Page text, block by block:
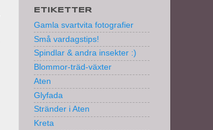
ETIKETTER
Gamla svartvita fotografier
Små vardagstips!
Spindlar & andra insekter :)
Blommor-träd-växter
Aten
Glyfada
Stränder i Aten
Kreta